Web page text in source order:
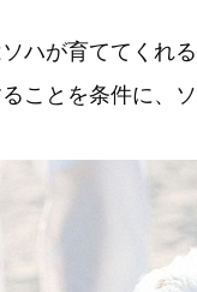
ハが育ててくれ
ことを条件に、